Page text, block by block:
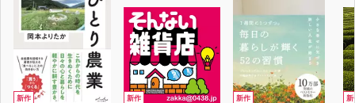
新作 新作 新作 新